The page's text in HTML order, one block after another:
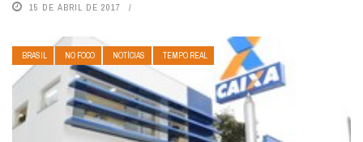
15 DE ABRIL DE 2017
BRASIL NO FOCO NOTÍCIAS TEMPO REAL